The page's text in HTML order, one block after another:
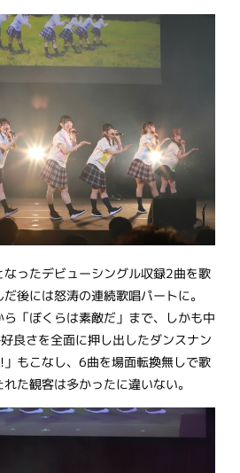
ったデビューシングル収録2曲を歌
後には怒涛の連続歌唱パートに。
ら「ぼくらは素敵だ」まで、しかも中
良さを全面に押し出したダンスナン
もこなし、6曲を場面転換無しで歌
た観客は多かったに違いない。